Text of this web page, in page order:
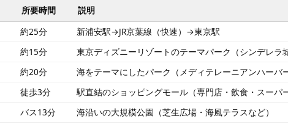
所要時間
説明
約25分
新浦安駅→JR京葉線（快速）→東京駅
約15分
東京ディズニーリゾートのテーマパーク（シンデレラ
約20分
海をテーマにしたパーク（メディテレーニアンハーバ
徒歩3分
駅直結のショッピングモール（専門店・飲食・スーパー
バス13分 海沿いの大規模公園（芝生広場・海風テラスなど）